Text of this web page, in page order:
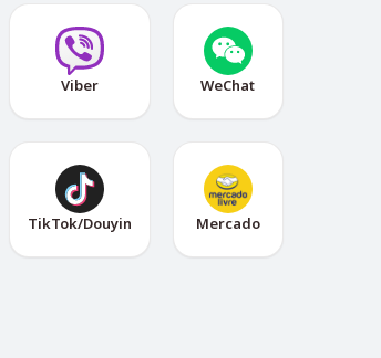
Viber WeChat
TikTok/Douyin Mercado